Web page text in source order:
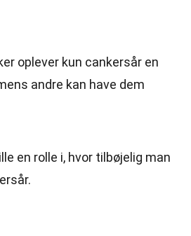
oplever kun cankersår en
andre kan have dem
en rolle i, hvor tilbøjelig man